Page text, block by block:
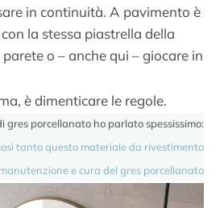
in continuità. A pavimento è
la stessa piastrella della
o – anche qui – giocare in
è dimenticare le regole.
gres porcellanato ho parlato spessissimo:
tanto questo materiale da rivestimento
e cura del gres porcellanato